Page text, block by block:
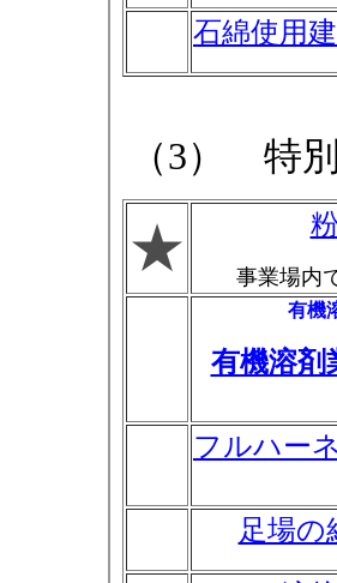
石綿使用
（3） 特
★ 事業場内
有機
有機溶
フルハー
足場の